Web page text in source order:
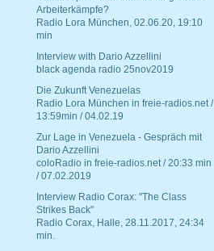
Arbeiterkämpfe?
Radio Lora München, 02.06.20, 19:10
min
Interview with Dario Azzellini
black agenda radio 25nov2019
Die Zukunft Venezuelas
Radio Lora München in freie-radios.net /
13:59min / 04.02.19
Zur Lage in Venezuela - Gespräch mit
Dario Azzellini
coloRadio in freie-radios.net / 20:33 min
/ 07.02.2019
Interview Radio Corax: "The Class
Strikes Back"
Radio Corax, Halle, 28.11.2017, 24:34
min.